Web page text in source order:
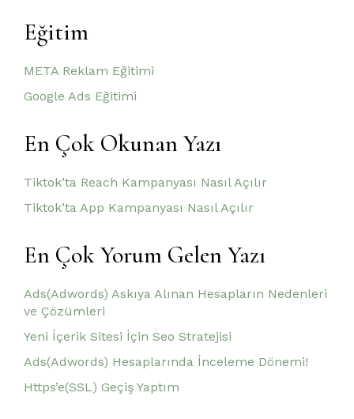
Eğitim
META Reklam Eğitimi
Google Ads Eğitimi
En Çok Okunan Yazı
Tiktok’ta Reach Kampanyası Nasıl Açılır
Tiktok’ta App Kampanyası Nasıl Açılır
En Çok Yorum Gelen Yazı
Ads(Adwords) Askıya Alınan Hesapların Nedenleri
ve Çözümleri
Yeni İçerik Sitesi İçin Seo Stratejisi
Ads(Adwords) Hesaplarında İnceleme Dönemi!
Https’e(SSL) Geçiş Yaptım